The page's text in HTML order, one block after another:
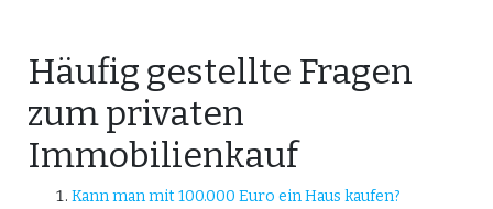
Häufig gestellte Fragen
zum privaten
Immobilienkauf
Kann man mit 100.000 Euro ein Haus kaufen?